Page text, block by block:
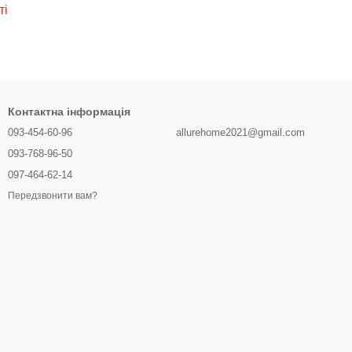
Контактна інформація
093-454-60-96
093-768-96-50
097-464-62-14
Передзвонити вам?
allurehome2021@gmail.com